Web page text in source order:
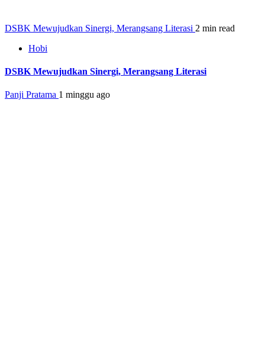
DSBK Mewujudkan Sinergi, Merangsang Literasi 2 min read
Hobi
DSBK Mewujudkan Sinergi, Merangsang Literasi
Panji Pratama 1 minggu ago